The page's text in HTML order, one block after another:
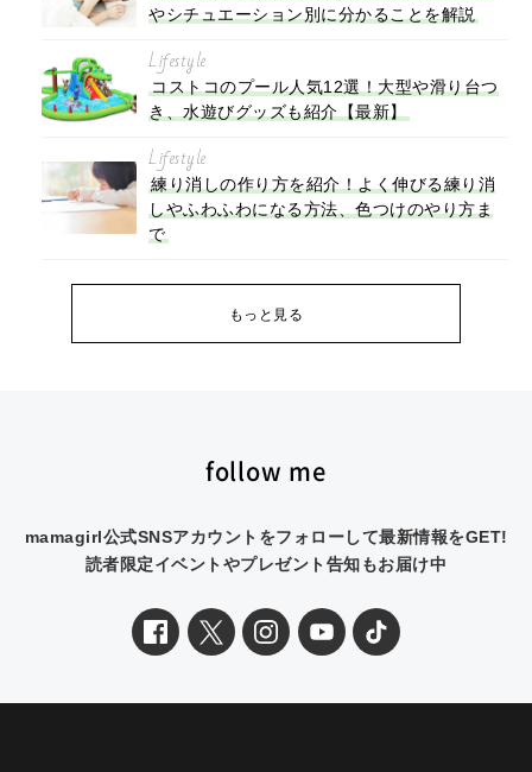
やシチュエーション別に分かることを解説
Lifestyle
コストコのプール人気12選！大型や滑り台つ
き、水遊びグッズも紹介【最新】
Lifestyle
練り消しの作り方を紹介！よく伸びる練り消
しやふわふわになる方法、色つけのやり方ま
で
もっと見る
follow me
mamagirl公式SNSアカウントをフォローして最新情報をGET!
読者限定イベントやプレゼント告知もお届け中